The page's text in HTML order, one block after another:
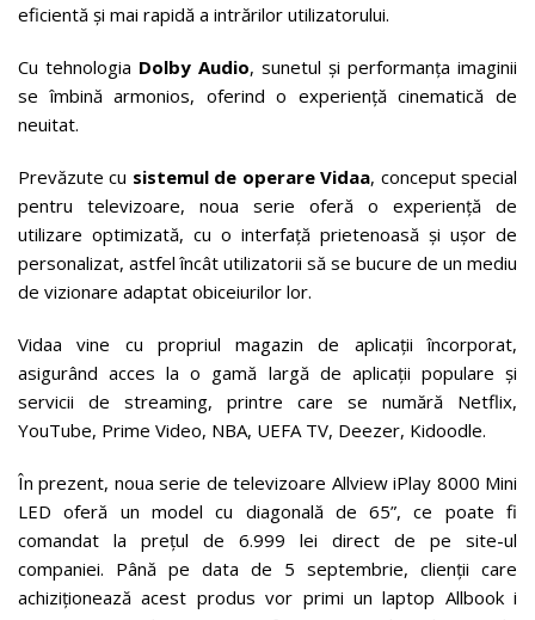
eficientă și mai rapidă a intrărilor utilizatorului.
Cu tehnologia Dolby Audio, sunetul și performanța imaginii
se îmbină armonios, oferind o experiență cinematică de
neuitat.
Prevăzute cu sistemul de operare Vidaa, conceput special
pentru televizoare, noua serie oferă o experiență de
utilizare optimizată, cu o interfață prietenoasă și ușor de
personalizat, astfel încât utilizatorii să se bucure de un mediu
de vizionare adaptat obiceiurilor lor.
Vidaa vine cu propriul magazin de aplicații încorporat,
asigurând acces la o gamă largă de aplicații populare și
servicii de streaming, printre care se numără Netflix,
YouTube, Prime Video, NBA, UEFA TV, Deezer, Kidoodle.
În prezent, noua serie de televizoare Allview iPlay 8000 Mini
LED oferă un model cu diagonală de 65”, ce poate fi
comandat la prețul de 6.999 lei direct de pe site-ul
companiei. Până pe data de 5 septembrie, clienții care
achiziționează acest produs vor primi un laptop Allbook i